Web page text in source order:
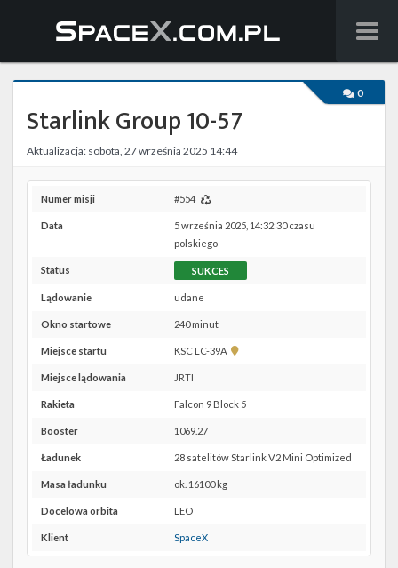
Wiadomości
Baza wiedzy
Starlink
Starship
Szukaj
Facebook
Twitter
Kalendarze
0
Starlink Group 10-57
Aktualizacja: sobota, 27 września 2025 14:44
Numer misji #554
Data
5 września 2025, 14:32:30 czasu
polskiego
Status SUKCES
Lądowanie udane
Okno startowe 240 minut
Miejsce startu KSC LC-39A
Pokaż
LC-
Maps
Miejsce lądowania JRTI
Rakieta Falcon 9 Block 5
Booster 1069.27
Ładunek 28 satelitów Starlink V2 Mini Optimized
Masa ładunku ok. 16100 kg
Docelowa orbita LEO
Klient SpaceX